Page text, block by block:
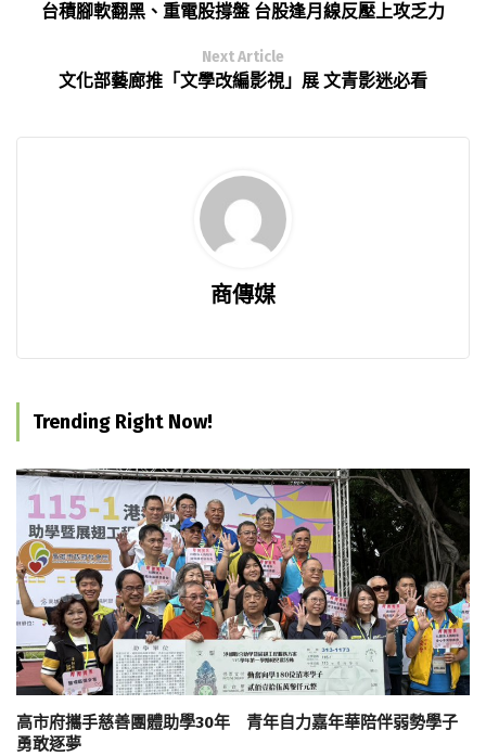
台積腳軟翻黑、重電股撐盤 台股逢月線反壓上攻乏力
Next Article
文化部藝廊推「文學改編影視」展 文青影迷必看
商傳媒
Trending Right Now!
高市府攜手慈善團體助學30年 青年自力嘉年華陪伴弱勢學子
勇敢逐夢